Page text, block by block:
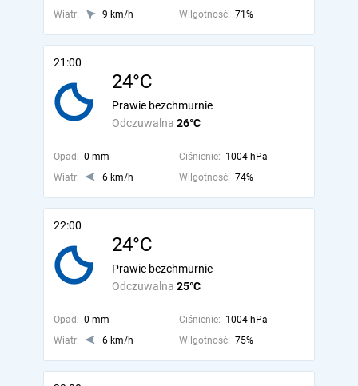
Wiatr:
9 km/h Wilgotność: 71%
21:00
24°C
Odczuwalna 26°C
Prawie bezchmurnie
Opad: 0 mm Ciśnienie: 1004 hPa
Wiatr:
6 km/h Wilgotność: 74%
22:00
24°C
Odczuwalna 25°C
Prawie bezchmurnie
Opad: 0 mm Ciśnienie: 1004 hPa
Wiatr:
6 km/h Wilgotność: 75%